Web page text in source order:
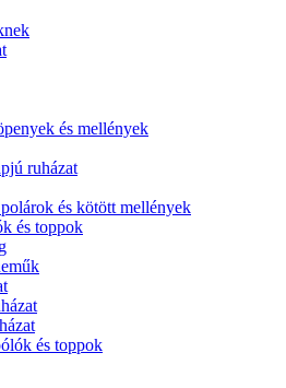
és mellények
ruházat
és kötött mellények
és toppok
és toppok